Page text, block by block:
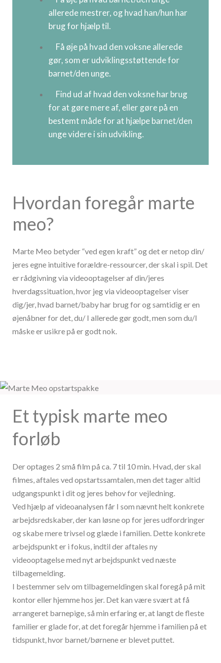
allerede mestrer, og hvad han/hun har
brug for hjælp til.
Få øje på hvad den voksne allerede
gør, som er udviklingsstøttende for
barnet/den unge.
Find ud af hvad den voksne har brug
for at gøre mere af, eller gøre på en
bestemt måde for at hjælpe barnet/den
unge videre i sin udvikling.
Hvordan foregår marte
meo?
Marte Meo betyder “ved egen kraft” og det er netop din/
jeres egne intuitive forældre-ressourcer, der skal i spil. Det
er rådgivning via videooptagelser af din/jeres
hverdagssituation, hvor jeg via videooptagelser viser
dig/jer, hvad barnet/baby har brug for og samtidig er en
øjenåbner for det, du/ I allerede gør godt, men som du/I
måske er usikre på er godt nok.
Et typisk marte meo
forløb
Der optages 2 små film på ca. 7 til 10 min. Hvad, der skal
filmes, aftales ved opstartssamtalen, men det tager altid
udgangspunkt i dit og jeres behov for vejledning.
Ved hjælp af videoanalysen får I som nævnt helt konkrete
arbejdsredskaber, der kan løsne op for jeres udfordringer
og skabe mere trivsel og glæde i familien. Dette konkrete
arbejdspunkt er i fokus, indtil der aftales ny
videooptagelse med nyt arbejdspunkt ved næste
tilbagemelding.
I bestemmer selv om tilbagemeldingen skal foregå på mit
kontor eller hjemme hos jer. Det kan være svært at få
arrangeret barnepige, så min erfaring er, at langt de fleste
familier er glade for, at det foregår hjemme i familien på et
tidspunkt, hvor barnet/børnene er blevet puttet.